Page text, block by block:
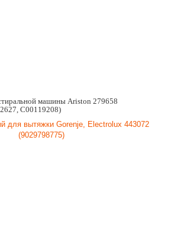
машины Ariston 279658
C00119208)